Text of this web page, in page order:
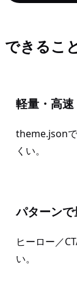
できるこ
軽量・高速
theme.json
くい。
パターンで
ヒーロー／
い。